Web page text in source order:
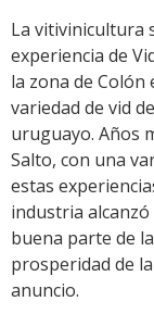
La vitivinicultura
experiencia de
la zona de
variedad de vid
uruguayo. Años
Salto, con una
estas
industria
buena parte de
prosperidad de
anuncio.